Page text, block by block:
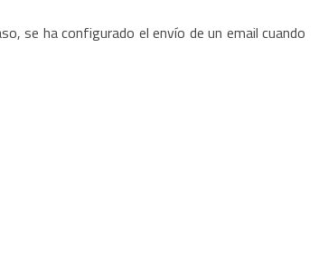
se ha configurado el envío de un email cuando